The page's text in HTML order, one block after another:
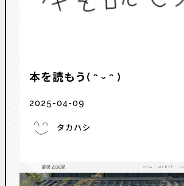
本を読もう( ᵔ ᵕ ᵔ )
2025-04-09
タカハシ